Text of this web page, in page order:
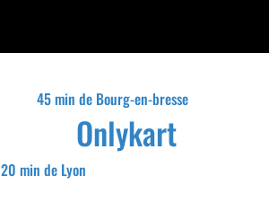
20 min de Lyon
Onlykart
45 min de Bourg-en-bresse